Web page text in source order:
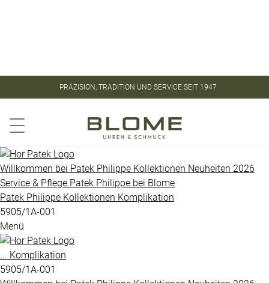
PRÄZISION, TRADITION UND SERVICE SEIT 1947
PATEK
PHILIPPE
Aquanaut
Calatrava
Golden
Gondolo
Grandes
UHREN
VINTAGE
SCHMUCK
Willkommen bei Patek Philippe Kollektionen Neuheiten 2026
Service & Pflege Patek Philippe bei Blome
Patek Philippe Kollektionen Komplikation
5905/1A-001
Menü
... Komplikation
5905/1A-001